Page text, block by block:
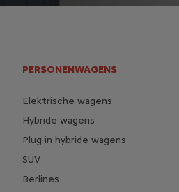
PERSONENWAGENS
Elektrische wagens
Hybride wagens
Plug-in hybride wagens
SUV
Berlines